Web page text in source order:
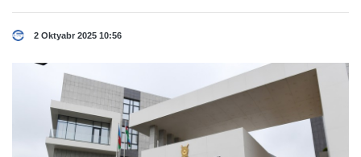
2 Oktyabr 2025 10:56